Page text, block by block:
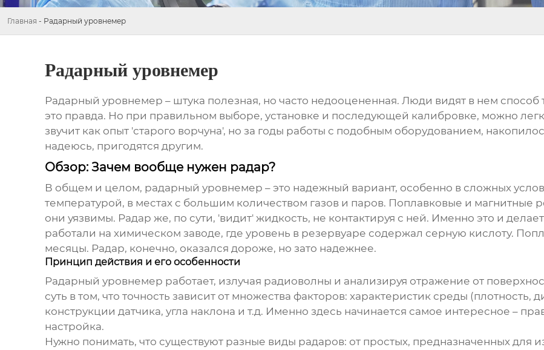
Главная - Радарный уровнемер
Радарный уровнемер
Радарный уровнемер – штука полезная, но часто недооцененная. Люди видят в нем
это правда. Но при правильном выборе, установке и последующей калибровке, можно
звучит как опыт 'старого ворчуна', но за годы работы с подобным оборудованием,
надеюсь, пригодятся другим.
Обзор: Зачем вообще нужен радар?
В общем и целом, радарный уровнемер – это надежный вариант, особенно в сложных
температурой, в местах с большим количеством газов и паров. Поплавковые и
они уязвимы. Радар же, по сути, 'видит' жидкость, не контактируя с ней. Именно это и
работали на химическом заводе, где уровень в резервуаре содержал серную кислоту.
месяцы. Радар, конечно, оказался дороже, но зато надежнее.
Принцип действия и его особенности
Радарный уровнемер работает, излучая радиоволны и анализируя отражение от
суть в том, что точность зависит от множества факторов: характеристик среды (плотность,
конструкции датчика, угла наклона и т.д. Именно здесь начинается самое интересное –
настройка.
Нужно понимать, что существуют разные виды радаров: от простых, предназначенных для